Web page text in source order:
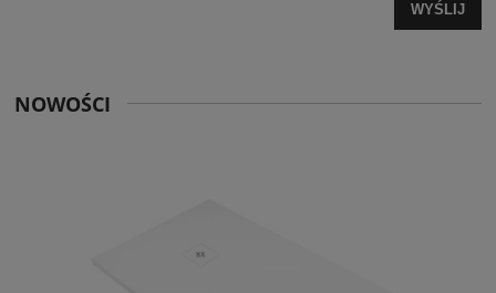
WYŚLIJ
NOWOŚCI